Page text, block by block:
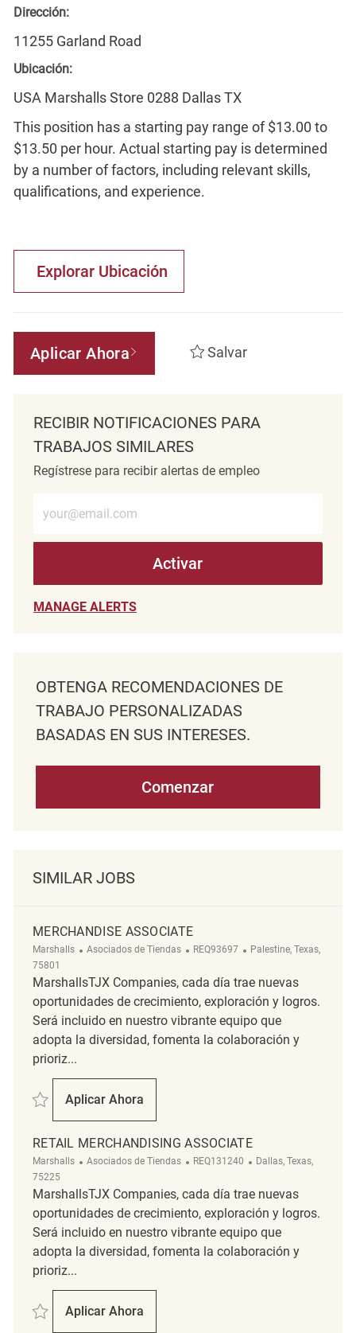
Dirección:
11255 Garland Road
Ubicación:
USA Marshalls Store 0288 Dallas TX
This position has a starting pay range of $13.00 to
$13.50 per hour. Actual starting pay is determined
by a number of factors, including relevant skills,
qualifications, and experience.
Explorar Ubicación
Aplicar Ahora Salvar
RECIBIR NOTIFICACIONES PARA
TRABAJOS SIMILARES
Regístrese para recibir alertas de empleo
Activar
MANAGE ALERTS
OBTENGA RECOMENDACIONES DE
TRABAJO PERSONALIZADAS
BASADAS EN SUS INTERESES.
Comenzar
SIMILAR JOBS
MERCHANDISE ASSOCIATE
Marshalls Categoría
Asociados de Tiendas ReqId
REQ93697 Ubicación
Palestine, Texas,
75801
MarshallsTJX Companies, cada día trae nuevas
oportunidades de crecimiento, exploración y logros.
Será incluido en nuestro vibrante equipo que
adopta la diversidad, fomenta la colaboración y
prioriz...
Salvar Merchandise Associate REQ93697
Aplicar Ahora
Merchandise Associate
RETAIL MERCHANDISING ASSOCIATE
Marshalls Categoría
Asociados de Tiendas ReqId
REQ131240 Ubicación
Dallas, Texas,
75225
MarshallsTJX Companies, cada día trae nuevas
oportunidades de crecimiento, exploración y logros.
Será incluido en nuestro vibrante equipo que
adopta la diversidad, fomenta la colaboración y
prioriz...
Salvar Retail Merchandising Associate REQ131240
Aplicar Ahora
Retail Merchandising Associate